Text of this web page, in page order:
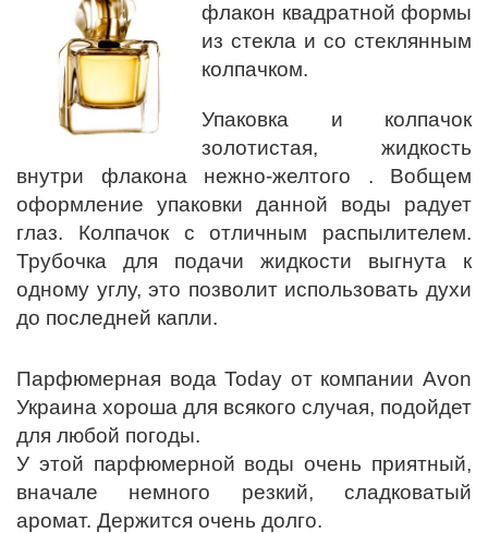
флакон квадратной формы
из стекла и со стеклянным
колпачком.
Упаковка и колпачок
золотистая, жидкость
внутри флакона нежно-желтого . Вобщем
оформление упаковки данной воды радует
глаз. Колпачок с отличным распылителем.
Трубочка для подачи жидкости выгнута к
одному углу, это позволит использовать духи
до последней капли.
Парфюмерная вода Today от компании Avon
Украина хороша для всякого случая, подойдет
для любой погоды.
У этой парфюмерной воды очень приятный,
вначале немного резкий, сладковатый
аромат. Держится очень долго.